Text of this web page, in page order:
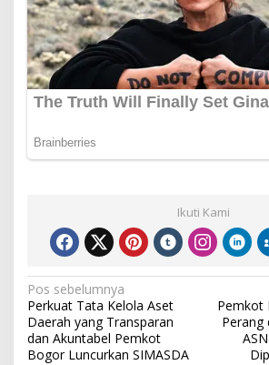
Ikuti Kami
Navigasi
pos
Pos sebelumnya
Perkuat Tata Kelola Aset
Daerah yang Transparan
dan Akuntabel Pemkot
Bogor Luncurkan SIMASDA
Pemkot
Perang